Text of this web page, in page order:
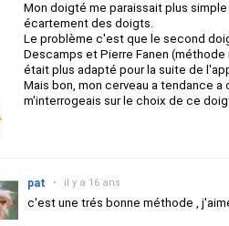
Mon doigté me paraissait plus
écartement des doigts.
Le problème c'est que le second
Descamps et Pierre Fanen
était plus adapté pour la suite de
Mais bon, mon cerveau a tendance
m'interrogeais sur le choix de ce
pat • il y a 16 ans
c'est une trés bonne méthode ,